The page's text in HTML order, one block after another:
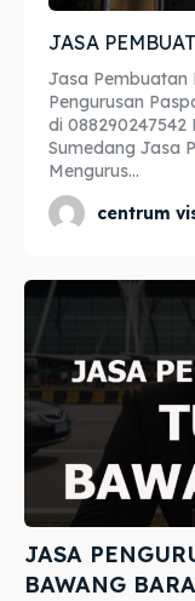
Asuransi
Blog
Asuransi
Blog
JASA
Jasa Pembuatan
Pengurusan
di
Sumedang Jasa
Mengurus...
centrum
JASA
BAWANG